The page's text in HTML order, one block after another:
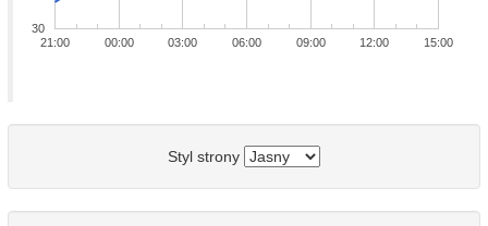
21:00 00:00 03:00 06:00 09:00 12:00 15:00
30
Styl strony